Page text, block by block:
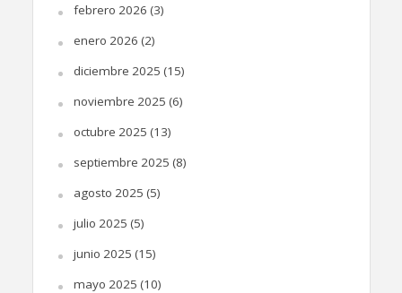
febrero 2026 (3)
enero 2026 (2)
diciembre 2025 (15)
noviembre 2025 (6)
octubre 2025 (13)
septiembre 2025 (8)
agosto 2025 (5)
julio 2025 (5)
junio 2025 (15)
mayo 2025 (10)